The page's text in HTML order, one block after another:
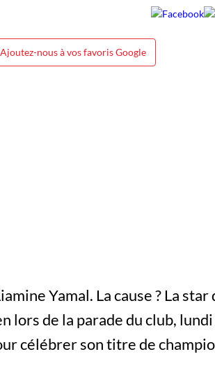
Ajoutez-nous à vos favoris Google
Yamal. La cause ? La star
lors de la parade du club,
célébrer son titre de